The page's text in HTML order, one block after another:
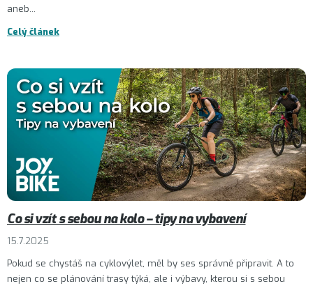
aneb...
Celý článek
Co si vzít s sebou na kolo – tipy na vybavení
15.7.2025
Pokud se chystáš na cyklovýlet, měl by ses správně připravit. A to
nejen co se plánování trasy týká, ale i výbavy, kterou si s sebou